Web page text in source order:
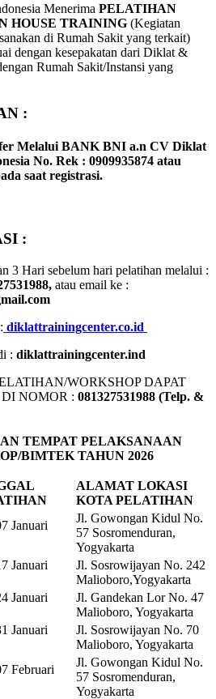
Menerima PELATIHAN
HOUSE TRAINING (Kegiatan
di Rumah Sakit yang terkait)
dengan kesepakatan dari Diklat &
Rumah Sakit/Instansi yang
:
Melalui BANK BNI a.n CV Diklat
No. Rek : 0909935874 atau
saat registrasi.
:
3 Hari sebelum hari pelatihan melalui :
atau email ke :
diklattrainingcenter.co.id
: diklattrainingcenter.ind
WORKSHOP DAPAT
NOMOR : 081327531988 (Telp. &
TEMPAT PELAKSANAAN
BIMTEK TAHUN 2026
ALAMAT LOKASI
KOTA PELATIHAN
Januari
Jl. Gowongan Kidul No.
57 Sosromenduran,
Yogyakarta
Januari
Jl. Sosrowijayan No. 242
Malioboro,Yogyakarta
Januari
Jl. Gandekan Lor No. 47
Malioboro, Yogyakarta
Januari
Jl. Sosrowijayan No. 70
Malioboro, Yogyakarta
Februari
Jl. Gowongan Kidul No.
57 Sosromenduran,
Yogyakarta